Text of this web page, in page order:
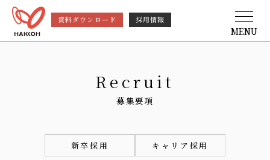
資料ダウンロード 採用情報
MENU
Recruit
募集要項
新卒採用 キャリア採用